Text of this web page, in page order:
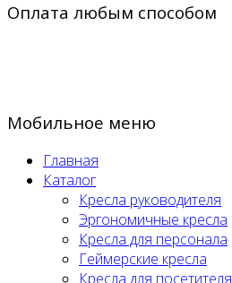
Оплата любым способом
Мобильное меню
Главная
Каталог
Кресла руководителя
Эргономичные кресла
Кресла для персонала
Геймерские кресла
Кресла для посетителя